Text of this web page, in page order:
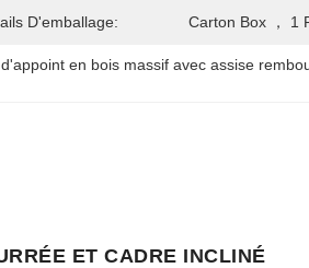
D'emballage: Carton Box ， 1
en bois massif avec assise
ET CADRE INCLINÉ